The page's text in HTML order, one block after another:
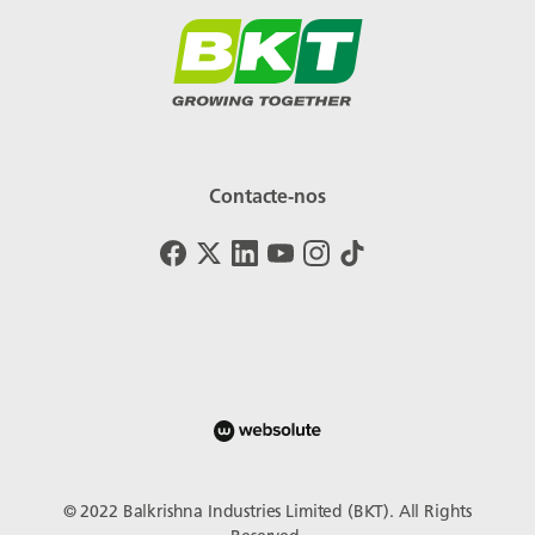
Contacte-nos
© 2022 Balkrishna Industries Limited (BKT). All Rights